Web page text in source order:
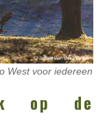
West voor iedereen
op de